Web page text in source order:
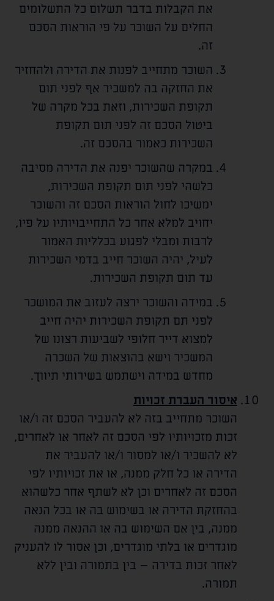
את הקבלות בדבר תשלום כל התשלומים
החלים על השוכר על פי הוראות הסכם
זה.
השוכר מתחייב לפנות את הדירה ולהחזיר
את החזקה בה למשכיר אף לפני תום
תקופת השכירות, וזאת בכל מקרה של
ביטול הסכם זה לפני תום תקופת
השכירות כאמור בהסכם זה.
במקרה שהשוכר יפנה את הדירה מסיבה
כלשהי לפני תום תקופת השכירות,
ימשיכו לחול הוראות הסכם זה והשוכר
יחויב למלא אחר כל התחייבויותיו על פיו,
לרבות ומבלי לפגוע בכלליות האמור
לעיל, יהיה השוכר חייב בדמי השכירות
עד תום תקופת השכירות.
במידה והשוכר ירצה לעזוב את המושכר
לפני תם תקופת השכירות יהיה חייב
למצוא דייר חלופי לשביעות רצונו של
המשכיר וישא בהוצאות של השכרה
מחדש במידה וישתמש בשירותי תיווך.
איסור העברת זכויות
השוכר מתחייב בזה לא להעביר הסכם זה ו/או
זכות מזכויותיו לפי הסכם זה לאחר או לאחרים,
לא להשכיר ו/או למסור ו/או להעביר את
הדירה או כל חלק ממנה, או את זכויותיו לפי
הסכם זה לאחרים וכן לא לשתף אחר כלשהוא
בהחזקת הדירה או בשימוש בה או בכל הנאה
ממנה, בין אם השימוש בה או ההנאה ממנה
מוגדרים או בלתי מוגדרים, וכן אסור לו להעניק
לאחר זכות בדירה – בין בתמורה ובין ללא
תמורה.